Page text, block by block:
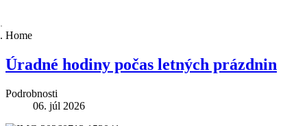
Home
Úradné hodiny počas letných prázdnin
Podrobnosti
06. júl 2026